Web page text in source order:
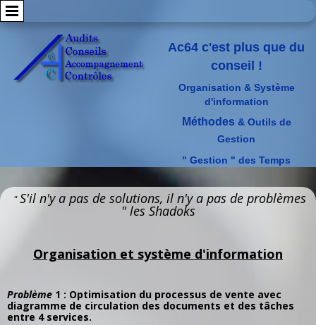
Ac64 c'est plus que du
conseil !
Organisation & Système
d'information
Méthodes & Outils de
Gestion
" Gestion " des Temps
"S'il n'y a pas de solutions, il n'y a pas de problèmes
" les Shadoks
Organisation et système d'information
Problème 1 : Optimisation du processus de vente avec
diagramme de circulation des documents et des tâches
entre 4 services.